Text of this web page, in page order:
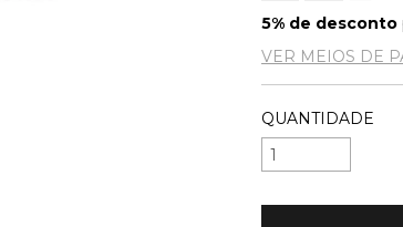
5% de desconto
VER MEIOS DE
QUANTIDADE